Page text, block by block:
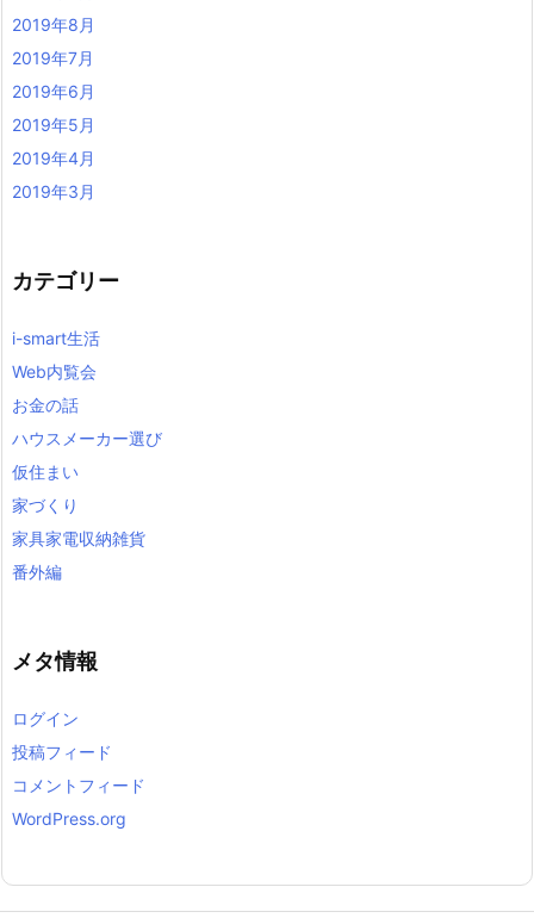
2019年8月
2019年7月
2019年6月
2019年5月
2019年4月
2019年3月
カテゴリー
i-smart生活
Web内覧会
お金の話
ハウスメーカー選び
仮住まい
家づくり
家具家電収納雑貨
番外編
メタ情報
ログイン
投稿フィード
コメントフィード
WordPress.org